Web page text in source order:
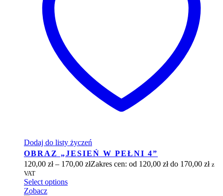
Dodaj do listy życzeń
OBRAZ „JESIEŃ W PEŁNI 4”
120,00 zł – 170,00 złZakres cen: od 120,00 zł do 170,00 zł z
VAT
Select options
Zobacz